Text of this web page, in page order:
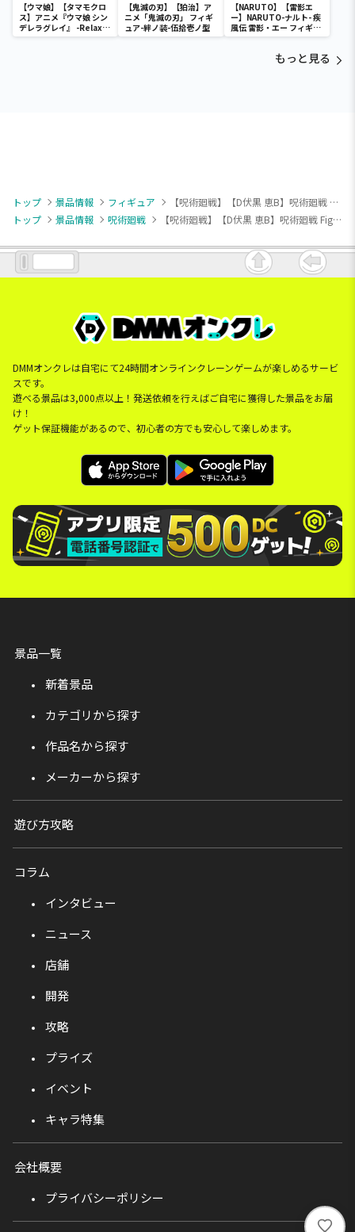
【ウマ娘】【タマモクロ
ス】アニメ『ウマ娘 シン
デレラグレイ』 -Relax
time-タマモクロス
【鬼滅の刃】【狛治】ア
ニメ「鬼滅の刃」 フィギ
ュア-絆ノ装-伍拾壱ノ型
【NARUTO】【雷影エ
ー】NARUTO-ナルト- 疾
風伝 雷影・エー フィギュ
ア～五影集結…!!～
もっと見る
トップ 景品情報 フィギュア
【呪術廻戦】【D伏黒 恵B】呪術廻戦 Figuno-YUJI ITADORI・MEGUMI FUSHIGURO-
トップ
景品情報 呪術廻戦 【呪術廻戦】【D伏黒 恵B】呪術廻戦 Figuno-YUJI ITADORI・MEGUMI FUSHIGURO-
DMMオンクレは自宅にて24時間オンラインクレーンゲームが楽しめるサービ
スです。
遊べる景品は3,000点以上！発送依頼を行えばご自宅に獲得した景品をお届
け！
ゲット保証機能があるので、初心者の方でも安心して楽しめます。
景品一覧
新着景品
カテゴリから探す
作品名から探す
メーカーから探す
遊び方攻略
コラム
インタビュー
ニュース
店舗
開発
攻略
プライズ
イベント
キャラ特集
会社概要
プライバシーポリシー